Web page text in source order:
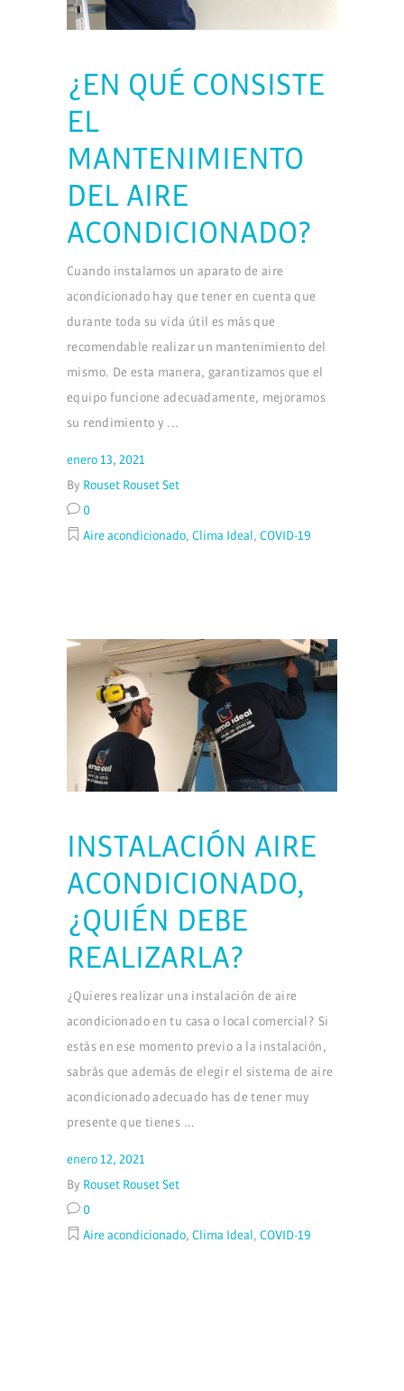
¿EN QUÉ CONSISTE
EL
MANTENIMIENTO
DEL AIRE
ACONDICIONADO?
Cuando instalamos un aparato de aire
acondicionado hay que tener en cuenta que
durante toda su vida útil es más que
recomendable realizar un mantenimiento del
mismo. De esta manera, garantizamos que el
equipo funcione adecuadamente, mejoramos
su rendimiento y
enero 13, 2021
By Rouset Rouset Set
0
Aire acondicionado, Clima Ideal , COVID-19
INSTALACIÓN AIRE
ACONDICIONADO,
¿QUIÉN DEBE
REALIZARLA?
¿Quieres realizar una instalación de aire
acondicionado en tu casa o local comercial? Si
estás en ese momento previo a la instalación,
sabrás que además de elegir el sistema de aire
acondicionado adecuado has de tener muy
presente que tienes
enero 12, 2021
By Rouset Rouset Set
0
Aire acondicionado, Clima Ideal , COVID-19